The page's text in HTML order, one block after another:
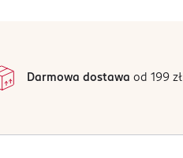
Darmowa dostawa od 199 zł